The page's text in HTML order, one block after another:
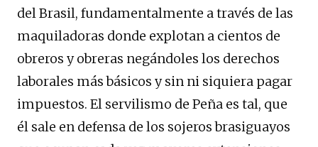
del Brasil, fundamentalmente a través de las
maquiladoras donde explotan a cientos de
obreros y obreras negándoles los derechos
laborales más básicos y sin ni siquiera pagar
impuestos. El servilismo de Peña es tal, que
él sale en defensa de los sojeros brasiguayos